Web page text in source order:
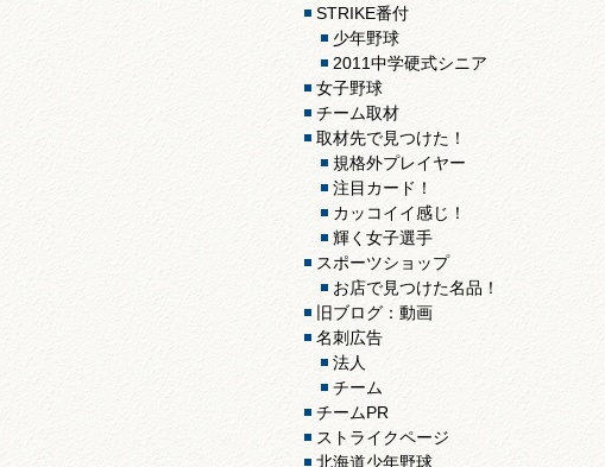
STRIKE番付
少年野球
2011中学硬式シニア
女子野球
チーム取材
取材先で見つけた！
規格外プレイヤー
注目カード！
カッコイイ感じ！
輝く女子選手
スポーツショップ
お店で見つけた名品！
旧ブログ：動画
名刺広告
法人
チーム
チームPR
ストライクページ
北海道少年野球